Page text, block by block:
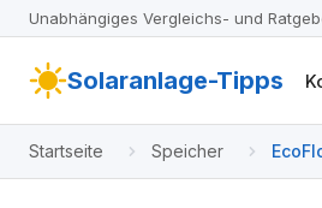
Unabhängiges Vergleichs- und
Solaranlage-Tipps
Startseite Speicher